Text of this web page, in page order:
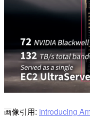
画像引用: Introducing